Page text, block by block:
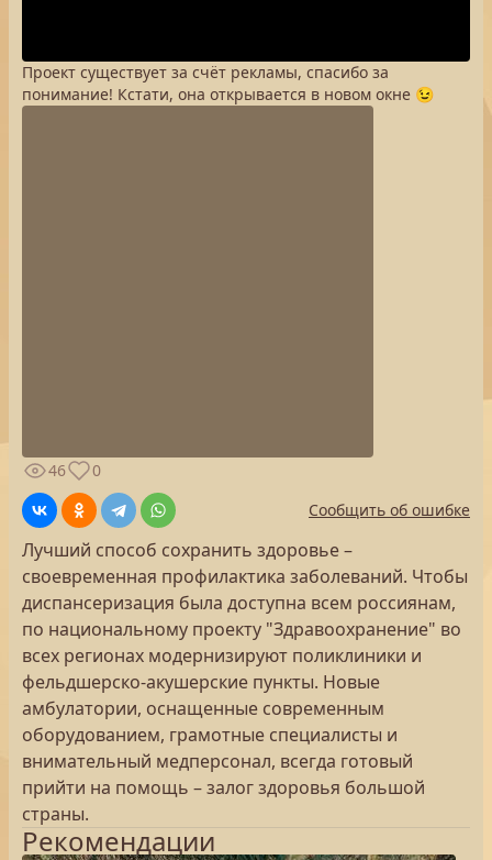
Проект существует за счёт рекламы, спасибо за
понимание! Кстати, она открывается в новом окне 😉
46
0
Сообщить об ошибке
Лучший способ сохранить здоровье –
своевременная профилактика заболеваний. Чтобы
диспансеризация была доступна всем россиянам,
по национальному проекту "Здравоохранение" во
всех регионах модернизируют поликлиники и
фельдшерско-акушерские пункты. Новые
амбулатории, оснащенные современным
оборудованием, грамотные специалисты и
внимательный медперсонал, всегда готовый
прийти на помощь – залог здоровья большой
страны.
Рекомендации